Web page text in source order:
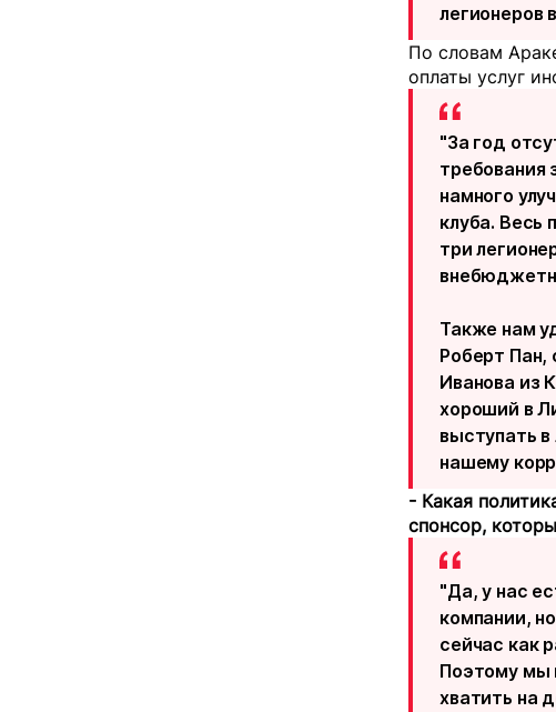
легионеров
По словам
оплаты услуг
"За год
требования
намного
клуба. Весь
три
Также нам
Роберт Пан,
Иванова из
хороший в
выступать в
нашему
- Какая
спонсор,
"Да, у нас
компании,
сейчас как
Поэтому мы
хватить на